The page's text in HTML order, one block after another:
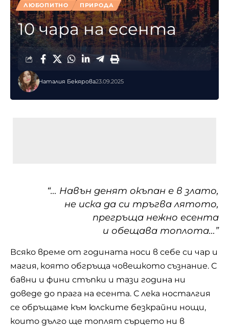
ЛЮБОПИТНО ПРИРОДА
10 чара на есента
Наталия Бекярова23.09.2025
“… Навън денят окъпан е в злато,
не иска да си тръгва лятото,
прегръща нежно есента
и обещава топлота…”
Всяко време от годината носи в себе си чар и
магия, която обгръща човешкото съзнание. С
бавни и фини стъпки и тази година ни
доведе до прага на есента. С лека носталгия
се обръщаме към юлските безкрайни нощи,
които дълго ще топлят сърцето ни в